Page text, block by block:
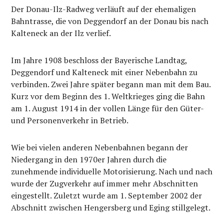
Der Donau-Ilz-Radweg verläuft auf der ehemaligen
Bahntrasse, die von Deggendorf an der Donau bis nach
Kalteneck an der Ilz verlief.
Im Jahre 1908 beschloss der Bayerische Landtag,
Deggendorf und Kalteneck mit einer Nebenbahn zu
verbinden. Zwei Jahre später begann man mit dem Bau.
Kurz vor dem Beginn des 1. Weltkrieges ging die Bahn
am 1. August 1914 in der vollen Länge für den Güter-
und Personenverkehr in Betrieb.
Wie bei vielen anderen Nebenbahnen begann der
Niedergang in den 1970er Jahren durch die
zunehmende individuelle Motorisierung. Nach und nach
wurde der Zugverkehr auf immer mehr Abschnitten
eingestellt. Zuletzt wurde am 1. September 2002 der
Abschnitt zwischen Hengersberg und Eging stillgelegt.